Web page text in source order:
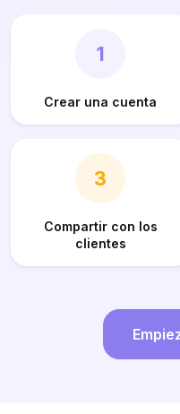
1
Crear una cuenta
3
Compartir con los
clientes